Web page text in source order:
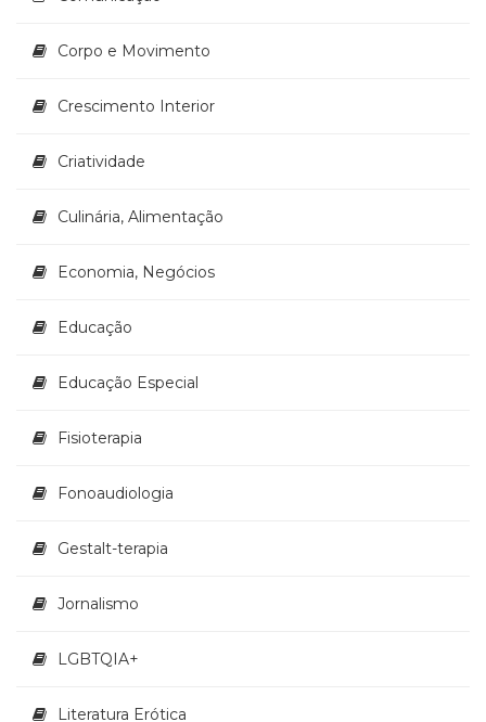
Temas
(30)
Ocupacional
e
(65)
(1)
(32)
Corpo e Movimento
Crescimento Interior
Criatividade
Culinária, Alimentação
Economia, Negócios
Educação
Educação Especial
Fisioterapia
Fonoaudiologia
Gestalt-terapia
Jornalismo
LGBTQIA+
Literatura Erótica